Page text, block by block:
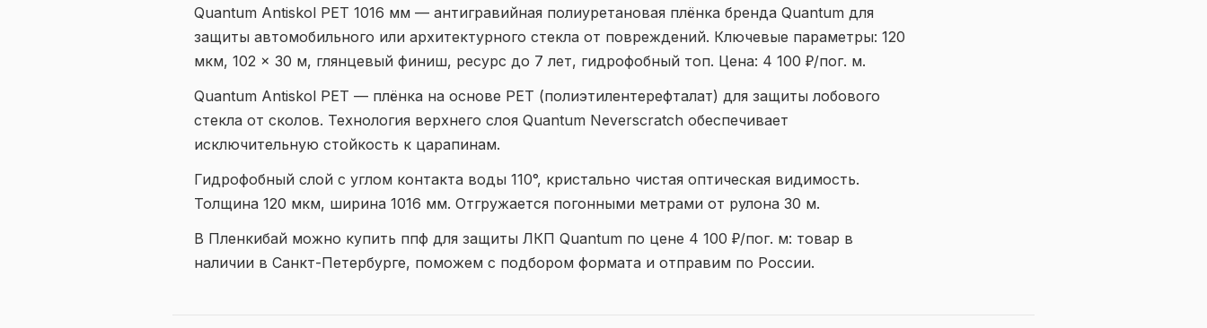
Quantum Antiskol PET 1016 мм — антигравийная полиуретановая плёнка бренда Quantum для
защиты автомобильного или архитектурного стекла от повреждений. Ключевые параметры: 120
мкм, 102 × 30 м, глянцевый финиш, ресурс до 7 лет, гидрофобный топ. Цена: 4 100 ₽/пог. м.
Quantum Antiskol PET — плёнка на основе PET (полиэтилентерефталат) для защиты лобового
стекла от сколов. Технология верхнего слоя Quantum Neverscratch обеспечивает
исключительную стойкость к царапинам.
Гидрофобный слой с углом контакта воды 110°, кристально чистая оптическая видимость.
Толщина 120 мкм, ширина 1016 мм. Отгружается погонными метрами от рулона 30 м.
В Пленкибай можно купить ппф для защиты ЛКП Quantum по цене 4 100 ₽/пог. м: товар в
наличии в Санкт-Петербурге, поможем с подбором формата и отправим по России.